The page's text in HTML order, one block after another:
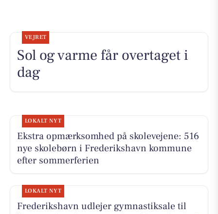
VEJRET
Sol og varme får overtaget i
dag
LOKALT NYT
Ekstra opmærksomhed på skolevejene: 516
nye skolebørn i Frederikshavn kommune
efter sommerferien
LOKALT NYT
Frederikshavn udlejer gymnastiksale til